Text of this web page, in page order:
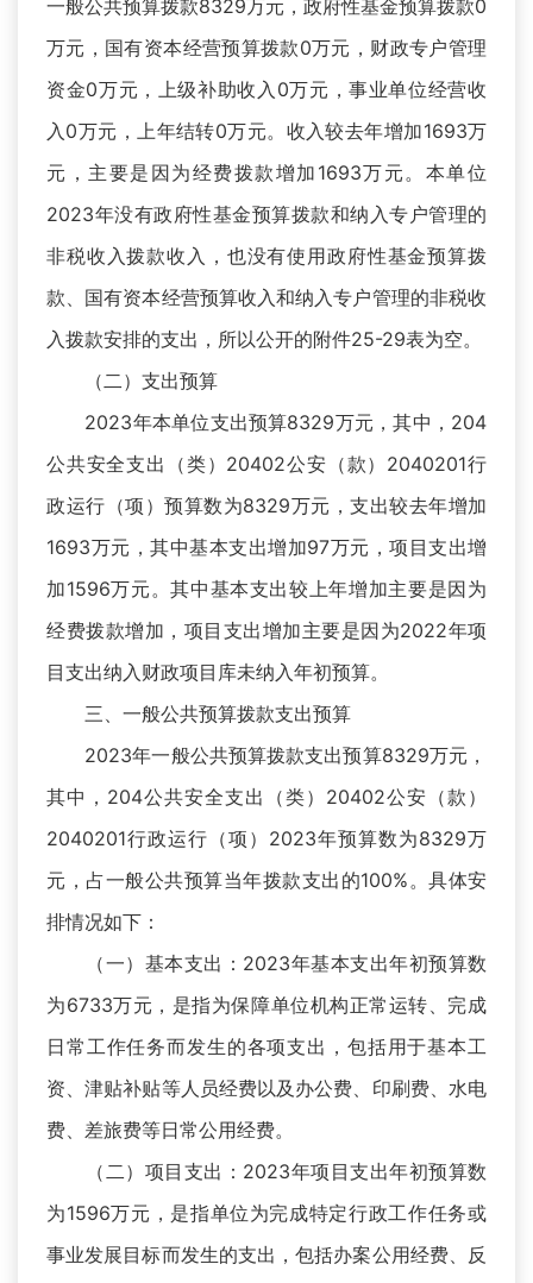
一般公共预算拨款8329万元，政府性基金预算拨款0
万元，国有资本经营预算拨款0万元，财政专户管理
资金0万元，上级补助收入0万元，事业单位经营收
入0万元，上年结转0万元。收入较去年增加1693万
元，主要是因为经费拨款增加1693万元。本单位
2023年没有政府性基金预算拨款和纳入专户管理的
非税收入拨款收入，也没有使用政府性基金预算拨
款、国有资本经营预算收入和纳入专户管理的非税收
入拨款安排的支出，所以公开的附件25-29表为空。
（二）支出预算
2023年本单位支出预算8329万元，其中，204
公共安全支出（类）20402公安（款）2040201行
政运行（项）预算数为8329万元，支出较去年增加
1693万元，其中基本支出增加97万元，项目支出增
加1596万元。其中基本支出较上年增加主要是因为
经费拨款增加，项目支出增加主要是因为2022年项
目支出纳入财政项目库未纳入年初预算。
三、一般公共预算拨款支出预算
2023年一般公共预算拨款支出预算8329万元，
其中，204公共安全支出（类）20402公安（款）
2040201行政运行（项）2023年预算数为8329万
元，占一般公共预算当年拨款支出的100%。具体安
排情况如下：
（一）基本支出：2023年基本支出年初预算数
为6733万元，是指为保障单位机构正常运转、完成
日常工作任务而发生的各项支出，包括用于基本工
资、津贴补贴等人员经费以及办公费、印刷费、水电
费、差旅费等日常公用经费。
（二）项目支出：2023年项目支出年初预算数
为1596万元，是指单位为完成特定行政工作任务或
事业发展目标而发生的支出，包括办案公用经费、反